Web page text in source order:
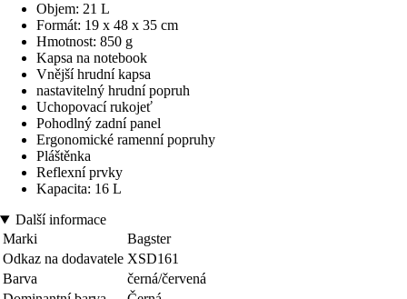
Objem: 21 L
Formát: 19 x 48 x 35 cm
Hmotnost: 850 g
Kapsa na notebook
Vnější hrudní kapsa
nastavitelný hrudní popruh
Uchopovací rukojeť
Pohodlný zadní panel
Ergonomické ramenní popruhy
Pláštěnka
Reflexní prvky
Kapacita: 16 L
Další informace
Marki
Bagster
Odkaz na dodavatele XSD161
Barva
černá/červená